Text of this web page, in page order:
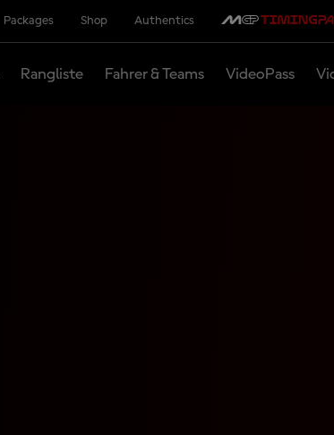
Packages Shop Authentics
Rangliste Fahrer & Teams VideoPass